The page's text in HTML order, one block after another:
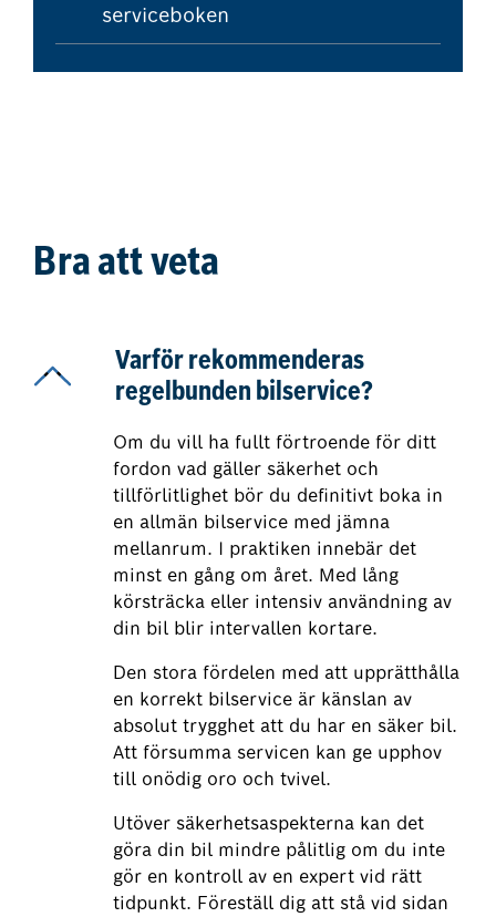
serviceboken
Bra att veta
Varför rekommenderas
regelbunden bilservice?
Om du vill ha fullt förtroende för ditt
fordon vad gäller säkerhet och
tillförlitlighet bör du definitivt boka in
en allmän bilservice med jämna
mellanrum. I praktiken innebär det
minst en gång om året. Med lång
körsträcka eller intensiv användning av
din bil blir intervallen kortare.
Den stora fördelen med att upprätthålla
en korrekt bilservice är känslan av
absolut trygghet att du har en säker bil.
Att försumma servicen kan ge upphov
till onödig oro och tvivel.
Utöver säkerhetsaspekterna kan det
göra din bil mindre pålitlig om du inte
gör en kontroll av en expert vid rätt
tidpunkt. Föreställ dig att stå vid sidan